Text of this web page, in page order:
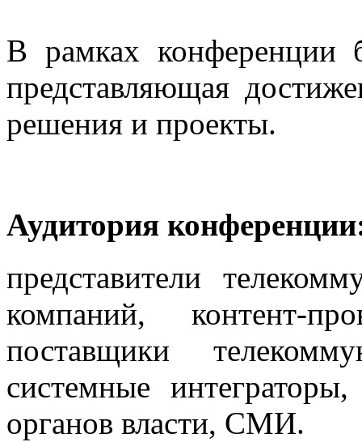
В рамках конференции
представляющая
решения и проекты.
Аудитория
представители
компаний, контент-
поставщики
системные
органов власти, СМИ.